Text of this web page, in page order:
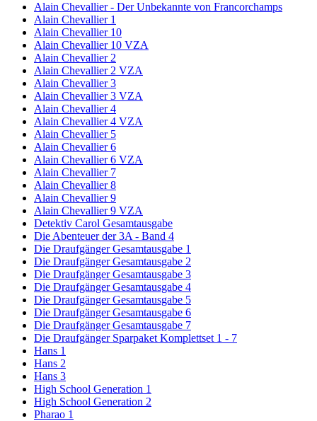
Alain Chevallier - Der Unbekannte von Francorchamps
Alain Chevallier 1
Alain Chevallier 10
Alain Chevallier 10 VZA
Alain Chevallier 2
Alain Chevallier 2 VZA
Alain Chevallier 3
Alain Chevallier 3 VZA
Alain Chevallier 4
Alain Chevallier 4 VZA
Alain Chevallier 5
Alain Chevallier 6
Alain Chevallier 6 VZA
Alain Chevallier 7
Alain Chevallier 8
Alain Chevallier 9
Alain Chevallier 9 VZA
Detektiv Carol Gesamtausgabe
Die Abenteuer der 3A - Band 4
Die Draufgänger Gesamtausgabe 1
Die Draufgänger Gesamtausgabe 2
Die Draufgänger Gesamtausgabe 3
Die Draufgänger Gesamtausgabe 4
Die Draufgänger Gesamtausgabe 5
Die Draufgänger Gesamtausgabe 6
Die Draufgänger Gesamtausgabe 7
Die Draufgänger Sparpaket Komplettset 1 - 7
Hans 1
Hans 2
Hans 3
High School Generation 1
High School Generation 2
Pharao 1